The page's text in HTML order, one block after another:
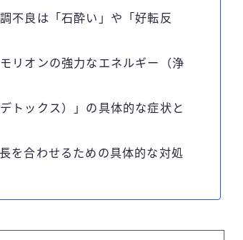
不良は「石酔い」や「好転反
リオンの強力なエネルギー（浄
トックス）」の具体的な症状と
を合わせるための具体的な対処